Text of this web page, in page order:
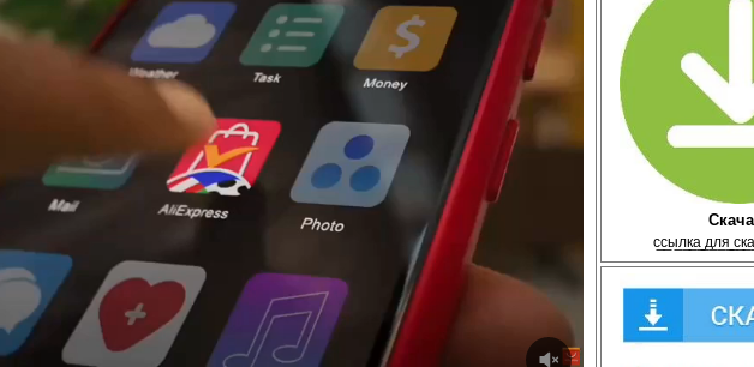
с̲с̲ы̲л̲к̲а̲ ̲д̲л̲я̲